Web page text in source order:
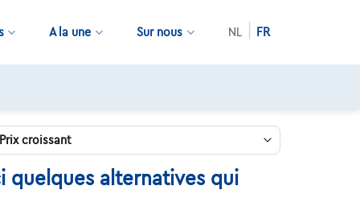
A la une Sur nous NL FR
quelques alternatives qui